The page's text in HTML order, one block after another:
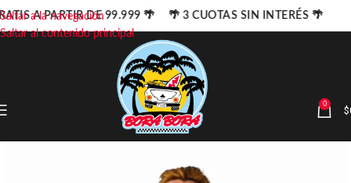
Saltar a la navegación
Saltar al contenido principal
0 $
A PARTIR DE 99.999 🌴 🌴 3 CUOTAS SIN INTERÉS 🌴